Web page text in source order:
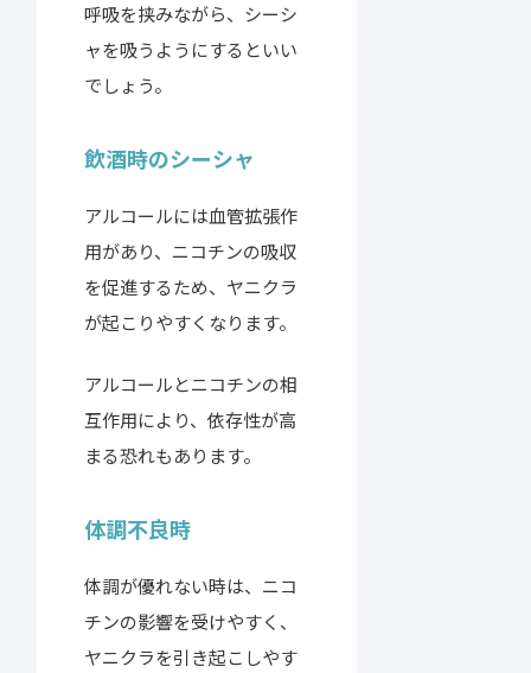
呼吸を挟みながら、シーシ
ャを吸うようにするといい
でしょう。
飲酒時のシーシャ
アルコールには血管拡張作
用があり、ニコチンの吸収
を促進するため、ヤニクラ
が起こりやすくなります。
アルコールとニコチンの相
互作用により、依存性が高
まる恐れもあります。
体調不良時
体調が優れない時は、ニコ
チンの影響を受けやすく、
ヤニクラを引き起こしやす